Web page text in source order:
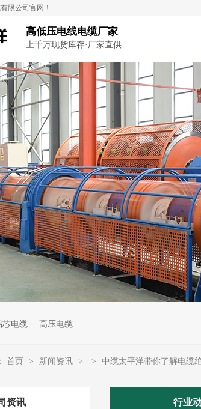
限公司官网！
高低压电线电缆厂家
上千万现货库存·厂家直供
电缆 高压电缆
首页 > 新闻资讯 > > 中缆太平洋带你了解电缆
资讯 行业